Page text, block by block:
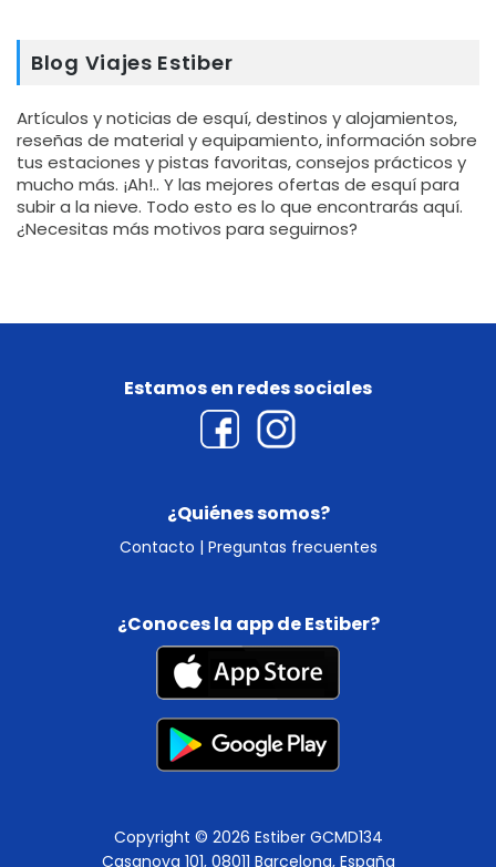
Blog Viajes Estiber
Artículos y noticias de esquí, destinos y alojamientos,
reseñas de material y equipamiento, información sobre
tus estaciones y pistas favoritas, consejos prácticos y
mucho más. ¡Ah!.. Y las mejores ofertas de esquí para
subir a la nieve. Todo esto es lo que encontrarás aquí.
¿Necesitas más motivos para seguirnos?
¿Quiénes somos?
Contacto | Preguntas frecuentes
Estamos en redes sociales
¿Conoces la app de Estiber?
Copyright © 2026 Estiber GCMD134
Casanova 101, 08011 Barcelona, España